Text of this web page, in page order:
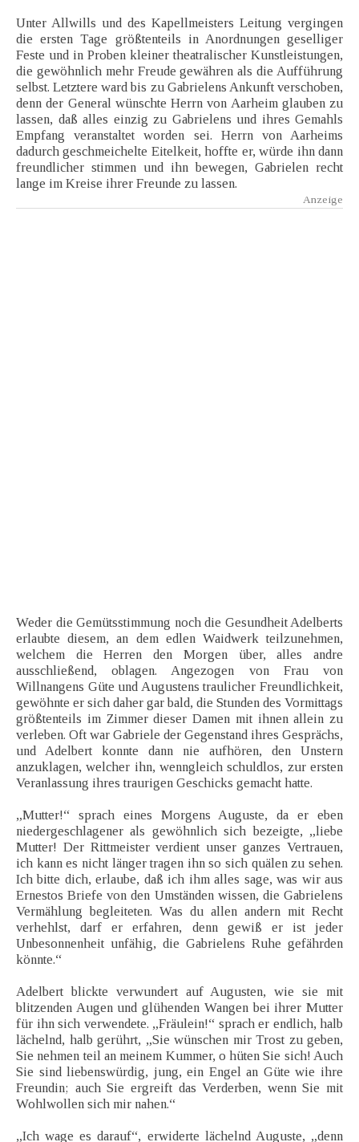
Unter Allwills und des Kapellmeisters Leitung vergingen
die ersten Tage größtenteils in Anordnungen geselliger
Feste und in Proben kleiner theatralischer Kunstleistungen,
die gewöhnlich mehr Freude gewähren als die Aufführung
selbst. Letztere ward bis zu Gabrielens Ankunft verschoben,
denn der General wünschte Herrn von Aarheim glauben zu
lassen, daß alles einzig zu Gabrielens und ihres Gemahls
Empfang veranstaltet worden sei. Herrn von Aarheims
dadurch geschmeichelte Eitelkeit, hoffte er, würde ihn dann
freundlicher stimmen und ihn bewegen, Gabrielen recht
lange im Kreise ihrer Freunde zu lassen.
Weder die Gemütsstimmung noch die Gesundheit Adelberts
erlaubte diesem, an dem edlen Waidwerk teilzunehmen,
welchem die Herren den Morgen über, alles andre
ausschließend, oblagen. Angezogen von Frau von
Willnangens Güte und Augustens traulicher Freundlichkeit,
gewöhnte er sich daher gar bald, die Stunden des Vormittags
größtenteils im Zimmer dieser Damen mit ihnen allein zu
verleben. Oft war Gabriele der Gegenstand ihres Gesprächs,
und Adelbert konnte dann nie aufhören, den Unstern
anzuklagen, welcher ihn, wenngleich schuldlos, zur ersten
Veranlassung ihres traurigen Geschicks gemacht hatte.
„Mutter!“ sprach eines Morgens Auguste, da er eben
niedergeschlagener als gewöhnlich sich bezeigte, „liebe
Mutter! Der Rittmeister verdient unser ganzes Vertrauen,
ich kann es nicht länger tragen ihn so sich quälen zu sehen.
Ich bitte dich, erlaube, daß ich ihm alles sage, was wir aus
Ernestos Briefe von den Umständen wissen, die Gabrielens
Vermählung begleiteten. Was du allen andern mit Recht
verhehlst, darf er erfahren, denn gewiß er ist jeder
Unbesonnenheit unfähig, die Gabrielens Ruhe gefährden
könnte.“
Adelbert blickte verwundert auf Augusten, wie sie mit
blitzenden Augen und glühenden Wangen bei ihrer Mutter
für ihn sich verwendete. „Fräulein!“ sprach er endlich, halb
lächelnd, halb gerührt, „Sie wünschen mir Trost zu geben,
Sie nehmen teil an meinem Kummer, o hüten Sie sich! Auch
Sie sind liebenswürdig, jung, ein Engel an Güte wie ihre
Freundin; auch Sie ergreift das Verderben, wenn Sie mit
Wohlwollen sich mir nahen.“
„Ich wage es darauf“, erwiderte lächelnd Auguste, „denn